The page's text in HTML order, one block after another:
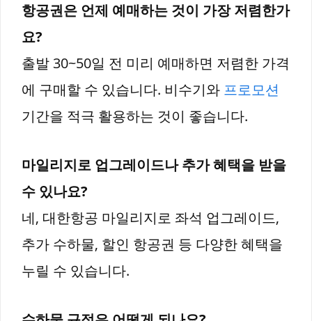
항공권은 언제 예매하는 것이 가장 저렴한가
요?
출발 30~50일 전 미리 예매하면 저렴한 가격
에 구매할 수 있습니다. 비수기와 프로모션
기간을 적극 활용하는 것이 좋습니다.
마일리지로 업그레이드나 추가 혜택을 받을
수 있나요?
네, 대한항공 마일리지로 좌석 업그레이드,
추가 수하물, 할인 항공권 등 다양한 혜택을
누릴 수 있습니다.